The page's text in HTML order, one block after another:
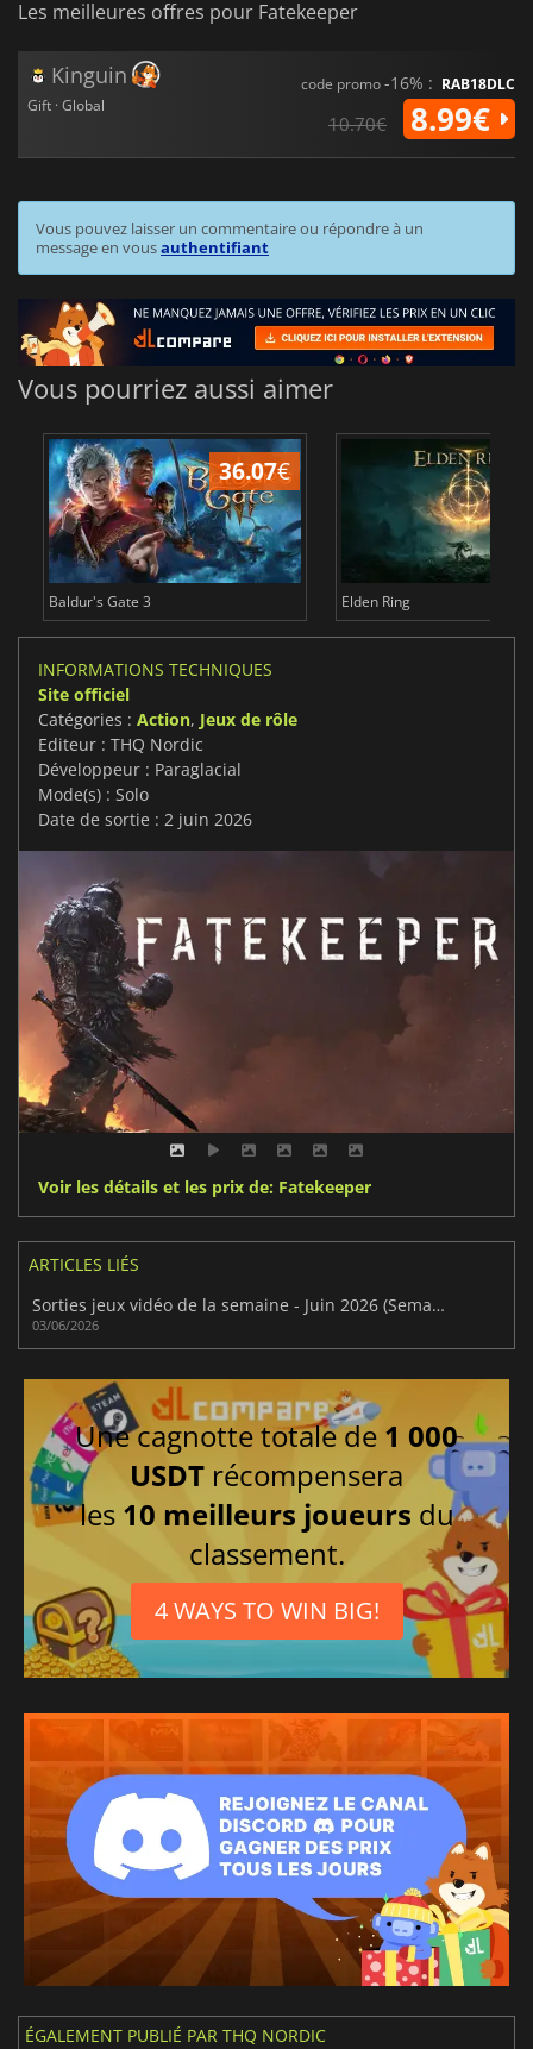
Les meilleures offres pour Fatekeeper
Kinguin
Gift · Global
code promo-16% : RAB18DLC
10.70€ 8.99€
Vous pouvez laisser un commentaire ou répondre à un
message en vousauthentifiant
Vous pourriez aussi aimer
36.07€
Baldur's Gate 3 Elden Ring
INFORMATIONS TECHNIQUES
Site officiel
Catégories : Action, Jeux de rôle
Editeur : THQ Nordic
Développeur : Paraglacial
Mode(s) : Solo
Date de sortie : 2 juin 2026
Voir les détails et les prix de: Fatekeeper
ARTICLES LIÉS
Sorties jeux vidéo de la semaine - Juin 2026 (Semaine 23)
03/06/2026
Une cagnotte totale de 1 000
USDT récompensera
les 10 meilleurs joueurs du
classement.
4 WAYS TO WIN BIG!
ÉGALEMENT PUBLIÉ PAR THQ NORDIC